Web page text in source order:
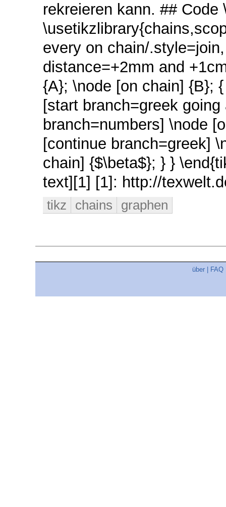
rekreieren kann. ##
every on chain/
distance=+2mm and
{A}; \node [on chain] {B};
[start branch=greek
branch=numbers] \node
[continue branch=greek]
chain] {$\beta$}; } }
text][1] [1]: http://
tikz chains graphen
über FAQ